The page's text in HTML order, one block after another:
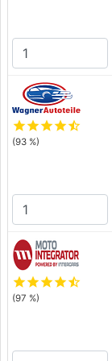
starstarstarstarstar_half
(93 %)
starstarstarstarstar_half
(97 %)